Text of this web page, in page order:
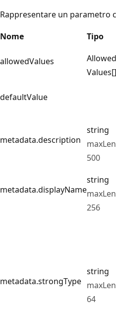
Rappresentare un parametro
Nome
Tipo
allowedValues
Allowed
Values[]
defaultValue
metadata.description
string
500
metadata.displayName
string
256
metadata.strongType
string
64